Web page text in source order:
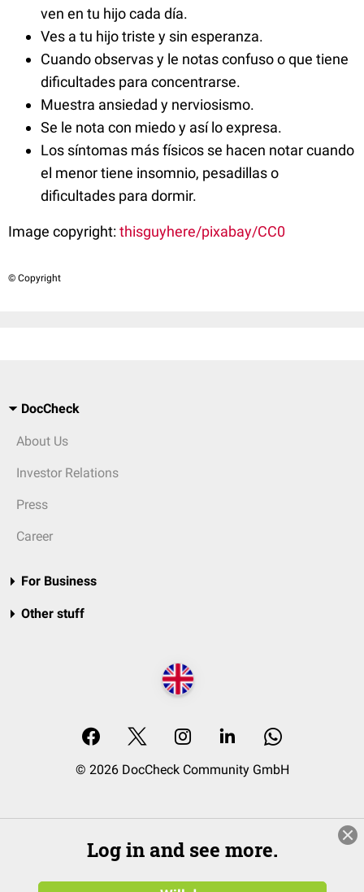
ven en tu hijo cada día.
Ves a tu hijo triste y sin esperanza.
Cuando observas y le notas confuso o que tiene
dificultades para concentrarse.
Muestra ansiedad y nerviosismo.
Se le nota con miedo y así lo expresa.
Los síntomas más físicos se hacen notar cuando
el menor tiene insomnio, pesadillas o
dificultades para dormir.
Image copyright:thisguyhere/pixabay/CC0
© Copyright
DocCheck
About Us
Investor Relations
Press
Career
For Business
Other stuff
© 2026 DocCheck Community GmbH
Log in and see more.